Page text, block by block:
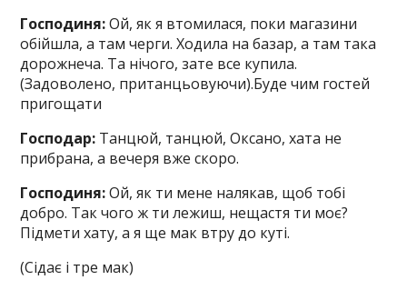
Господиня:Ой, як я втомилася, поки магазини
обійшла, а там черги. Ходила на базар, а там така
дорожнеча. Та нічого, зате все купила.
(Задоволено, пританцьовуючи).Буде чим гостей
пригощати
Господар: Танцюй, танцюй, Оксано, хата не
прибрана, а вечеря вже скоро.
Господиня:Ой, як ти мене налякав, щоб тобі
добро. Так чого ж ти лежиш, нещастя ти моє?
Підмети хату, а я ще мак втру до куті.
(Сідає і тре мак)